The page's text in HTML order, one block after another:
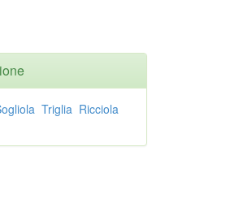
Triglia Ricciola